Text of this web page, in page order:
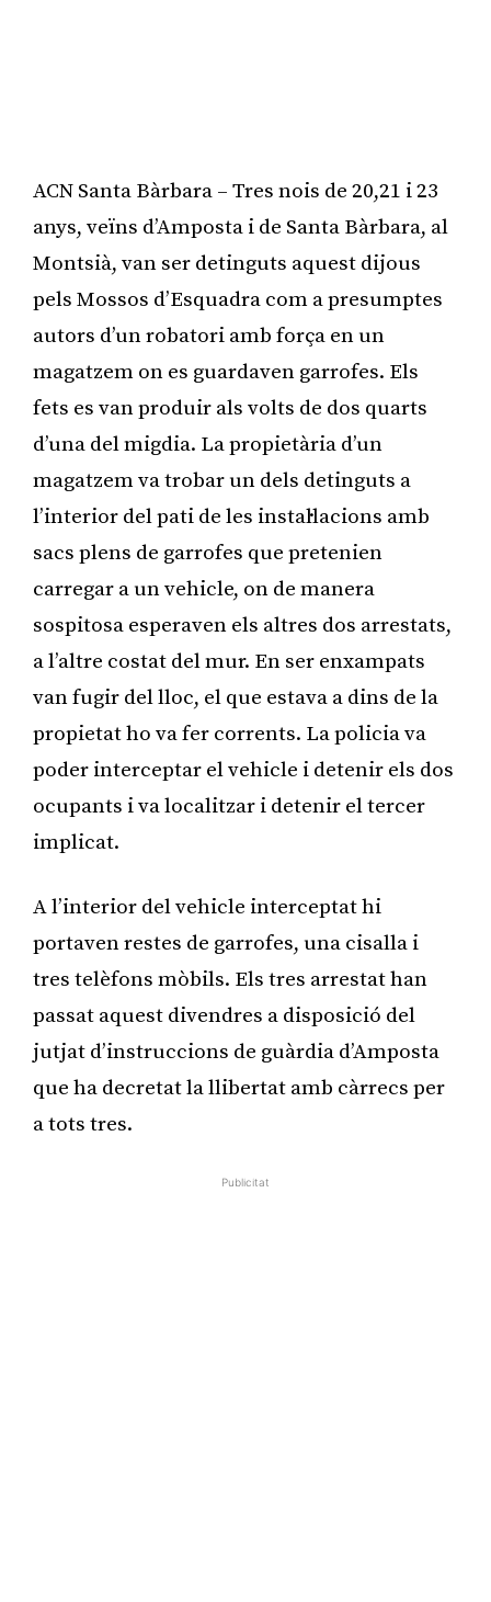
ACN Santa Bàrbara – Tres nois de 20,21 i 23
anys, veïns d’Amposta i de Santa Bàrbara, al
Montsià, van ser detinguts aquest dijous
pels Mossos d’Esquadra com a presumptes
autors d’un robatori amb força en un
magatzem on es guardaven garrofes. Els
fets es van produir als volts de dos quarts
d’una del migdia. La propietària d’un
magatzem va trobar un dels detinguts a
l’interior del pati de les instal·lacions amb
sacs plens de garrofes que pretenien
carregar a un vehicle, on de manera
sospitosa esperaven els altres dos arrestats,
a l’altre costat del mur. En ser enxampats
van fugir del lloc, el que estava a dins de la
propietat ho va fer corrents. La policia va
poder interceptar el vehicle i detenir els dos
ocupants i va localitzar i detenir el tercer
implicat.
A l’interior del vehicle interceptat hi
portaven restes de garrofes, una cisalla i
tres telèfons mòbils. Els tres arrestat han
passat aquest divendres a disposició del
jutjat d’instruccions de guàrdia d’Amposta
que ha decretat la llibertat amb càrrecs per
a tots tres.
Publicitat